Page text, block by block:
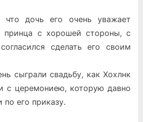
что дочь его очень уважает
принца с хорошей стороны, с
сделать его своим
сыграли свадьбу, как Хохлнк
с церемониею, которую давно
по его приказу.